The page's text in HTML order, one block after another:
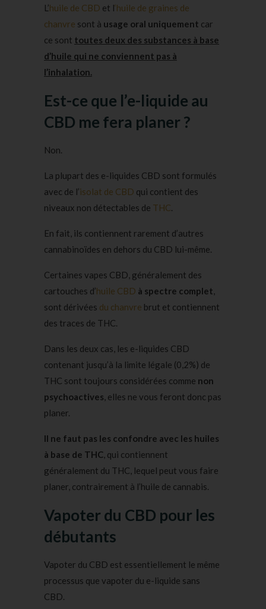
L’huile de CBD et l‘huile de graines de
chanvre sont à usage oral uniquement car
ce sont toutes deux des substances à base
d’huile qui ne conviennent pas à
l’inhalation.
Est-ce que l’e-liquide au
CBD me fera planer ?
Non.
La plupart des e-liquides CBD sont formulés
avec de l’isolat de CBD qui contient des
niveaux non détectables de THC.
En fait, ils contiennent rarement d’autres
cannabinoïdes en dehors du CBD lui-même.
Certaines vapes CBD, généralement des
cartouches d’huile CBD à spectre complet,
sont dérivées du chanvre brut et contiennent
des traces de THC.
Dans les deux cas, les e-liquides CBD
contenant jusqu’à la limite légale (0,2%) de
THC sont toujours considérées comme non
psychoactives, elles ne vous feront donc pas
planer.
Il ne faut pas les confondre avec les huiles
à base de THC, qui contiennent
généralement du THC, lequel peut vous faire
planer, contrairement à l’huile de cannabis.
Vapoter du CBD pour les
débutants
Vapoter du CBD est essentiellement le même
processus que vapoter du e-liquide sans
CBD.